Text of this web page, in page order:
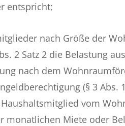
entspricht;
nach Größe der
2 Satz 2 die Belastung
nach dem
(§ 3 Abs.
vom
monatlichen Miete oder